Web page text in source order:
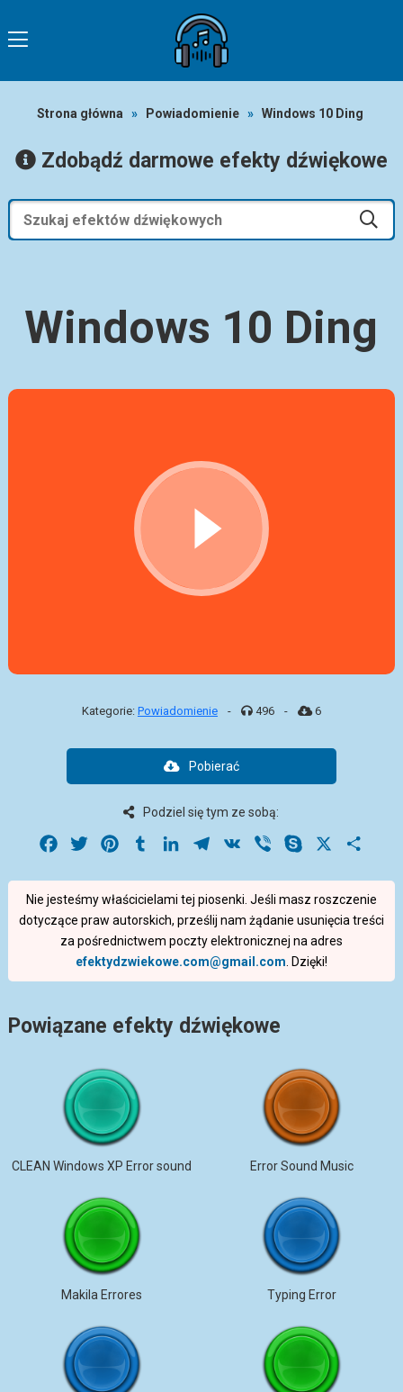
Strona główna » Powiadomienie » Windows 10 Ding
Zdobądź darmowe efekty dźwiękowe
Windows 10 Ding
Kategorie: Powiadomienie - 496 - 6
Pobierać
Podziel się tym ze sobą:
Facebook
Twitter PinterestTumblrLinkedInTelegram
VK Viber Skype
Nie jesteśmy właścicielami tej piosenki. Jeśli masz roszczenie
dotyczące praw autorskich, prześlij nam żądanie usunięcia treści
za pośrednictwem poczty elektronicznej na adres
efektydzwiekowe.com@gmail.com . Dzięki!
Powiązane efekty dźwiękowe
CLEAN Windows XP Error sound Error Sound Music
Makila Errores Typing Error